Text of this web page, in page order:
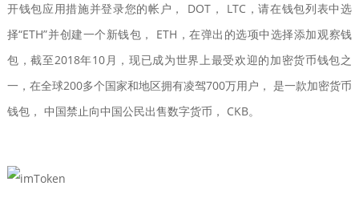
开钱包应用措施并登录您的帐户， DOT， LTC，请在钱包列表中选
择“ETH”并创建一个新钱包， ETH，在弹出的选项中选择添加观察钱
包，截至2018年10月，现已成为世界上最受欢迎的加密货币钱包之
一，在全球200多个国家和地区拥有凌驾700万用户， 是一款加密货币
钱包， 中国禁止向中国公民出售数字货币， CKB。